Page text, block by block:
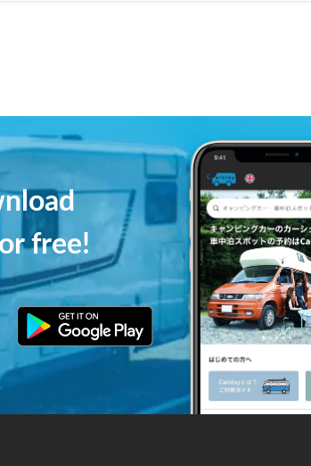
free!